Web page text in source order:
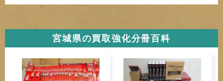
宮城県の買取強化分冊百科